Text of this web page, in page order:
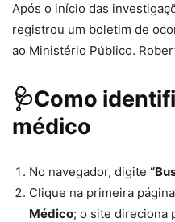
Após o início das
registrou um boletim de
ao Ministério Público.
🩺Como
médico
No navegador, digite
Clique na primeira
Médico; o site direciona